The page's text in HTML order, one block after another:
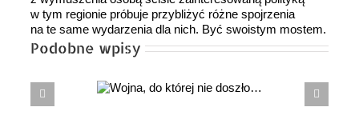
w tym regionie próbuje przybliżyć różne spojrzenia
na te same wydarzenia dla nich. Być swoistym mostem.
Podobne wpisy
Czy naprawdę dziś powinniśmy mówić